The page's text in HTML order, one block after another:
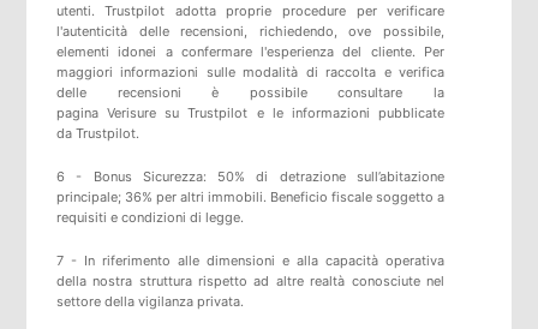
utenti.Trustpilot adotta proprie procedure per verificare
l'autenticità delle recensioni, richiedendo, ove possibile,
elementi idonei a confermare l'esperienza del cliente. Per
maggiori informazioni sulle modalità di raccolta e verifica
delle recensioni è possibile consultarela
paginaVerisure suTrustpilot e le informazioni pubblicate
da Trustpilot.
6 - Bonus Sicurezza: 50% di detrazione sull’abitazione
principale; 36% per altri immobili. Beneficio fiscale soggetto a
requisiti e condizioni di legge.
7 - In riferimento alle dimensioni e alla capacità operativa
della nostra struttura rispetto ad altre realtà conosciute nel
settore della vigilanza privata.